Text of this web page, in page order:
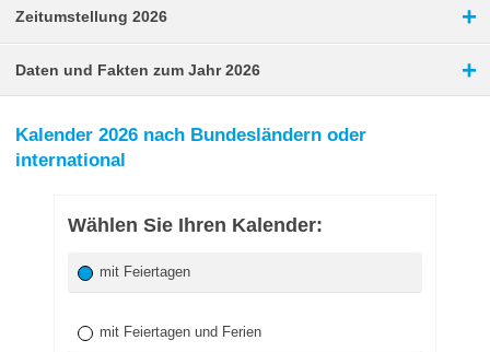
Zeitumstellung 2026 +
Daten und Fakten zum Jahr 2026 +
Kalender 2026 nach Bundesländern oder
international
Wählen Sie Ihren Kalender:
mit Feiertagen
mit Feiertagen und Ferien